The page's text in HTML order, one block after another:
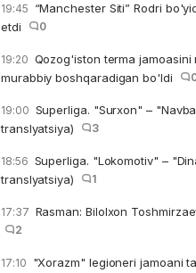
19:45 “Manchester Siti” Rodri
etdi
0
19:20 Qozog'iston terma jamoasini
murabbiy boshqaradigan bo'ldi
19:00 Superliga. "Surxon" –
translyatsiya)
3
18:56 Superliga. "Lokomotiv" –
translyatsiya)
1
17:37 Rasman: Bilolxon
2
17:10 "Xorazm" legioneri jamoani